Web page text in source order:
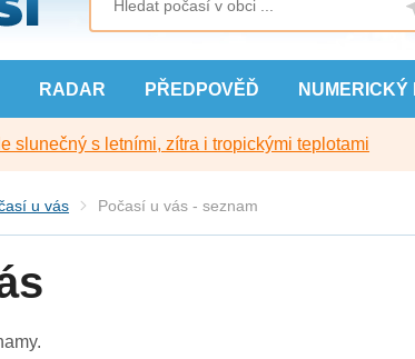
RADAR PŘEDPOVĚĎ NUMERICKÝ
slunečný s letními, zítra i tropickými teplotami
u vás Počasí u vás - seznam